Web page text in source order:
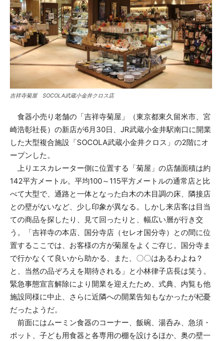
吉祥寺菊屋 SOCOLA武蔵小金井クロス店
食器小売り老舗の「吉祥寺菊屋」（東京都東久留米市、宮
崎浩彰社長）の新店が6月30日、JR武蔵小金井駅南口に開業
した大型複合施設「SOCOLA武蔵小金井クロス」の2階にオ
ープンした。
上りエスカレーター側に位置する「菊屋」の店舗面積は約
142平方メートル。平均100～115平方メートルの通常店と比
べて大型で、通路と一体となった白木の木目調の床、隣接店
との壁がないなど、少し印象が異なる。しかし来店客は目当
ての商品を探したり、見て回ったりと、幅広い層が行き交
う。「吉祥寺の本店、国分寺店（セレオ国分寺）との間に位
置するここでは、お客様の方が菊屋をよくご存じ。国分寺ま
で行かなくて良いから助かる、また、〇〇はあるわよね？
と、当然の品ぞろえを期待される」と小林律子店長は笑う。
緊急事態宣言解除により開業を迎えたため、式典、内覧も他
施設同様に中止、さらに近隣への開業告知もなかったが杞憂
だったようだ。
前面にはムーミン食器のコーナー、飯碗、湯呑み、急須・
ポット、子ども用食器と各専用の棚を設けるほか、奥の壁一